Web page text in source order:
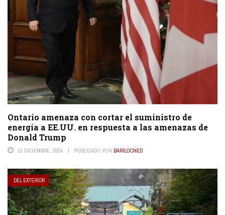
Ontario amenaza con cortar el suministro de
energía a EE.UU. en respuesta a las amenazas de
Donald Trump
13 DICIEMBRE, 2024 PUBLICADO POR BARILOCHED
DEL EXTERIOR